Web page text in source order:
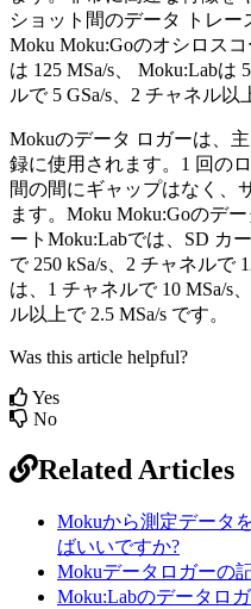
ショット間のデータ トレー
Moku Moku:Goのオシロス
は 125 MSa/s、 Moku:Labは
ルで 5 GSa/s、2 チャネル以
Mokuのデータ ロガーは、
録に使用されます。1 回の
間の間にギャップはなく、
ます。Moku Moku:Goのデ
ートMoku:Labでは、SD カ
で 250 kSa/s、2 チャネルで
は、1 チャネルで 10 MSa/s
ル以上で 2.5 MSa/s です。
Was this article helpful?
Yes
No
Related Articles
Mokuから測定データ
ばいいですか?
Mokuデータロガーの
Moku:Labのデータロ